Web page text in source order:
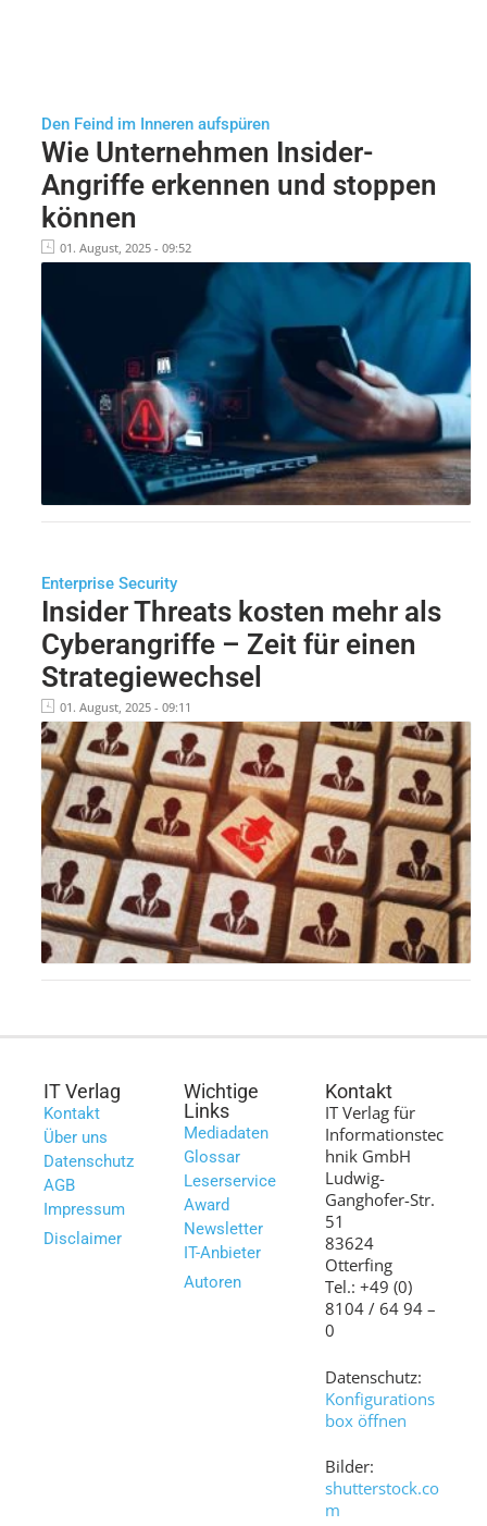
Den Feind im Inneren aufspüren
Wie Unternehmen Insider-
Angriffe erkennen und stoppen
können
01. August, 2025 - 09:52
Enterprise Security
Insider Threats kosten mehr als
Cyberangriffe – Zeit für einen
Strategiewechsel
01. August, 2025 - 09:11
IT Verlag
Kontakt
Über uns
Datenschutz
AGB
Impressum
Disclaimer
Wichtige
Links
Mediadaten
Glossar
Leserservice
Award
Newsletter
IT-Anbieter
Autoren
Kontakt
IT Verlag für
Informationstec
hnik GmbH
Ludwig-
Ganghofer-Str.
51
83624
Otterfing
Tel.: +49 (0)
8104 / 64 94 –
0
Datenschutz:
Konfigurations
box öffnen
Bilder:
shutterstock.co
m